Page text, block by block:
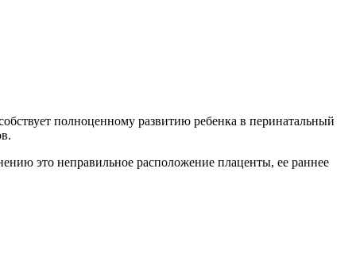
полноценному развитию ребенка в перинатальный
это неправильное расположение плаценты, ее раннее